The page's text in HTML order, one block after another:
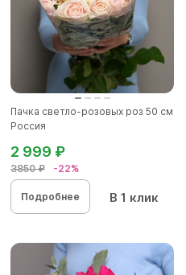
Пачка светло-розовых роз 50 см
Россия
3850 ₽ -22%
2 999 ₽
Подробнее В 1 клик